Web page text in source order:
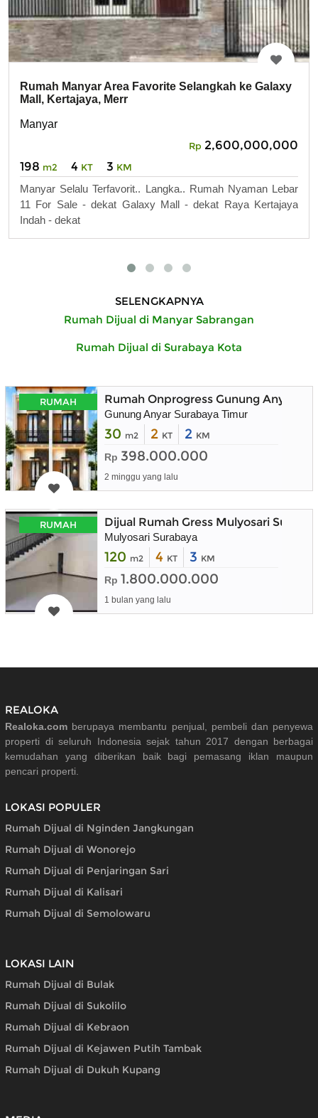
Rumah Manyar Area Favorite Selangkah ke Galaxy
Mall, Kertajaya, Merr
Manyar
Rp 2,600,000,000
198 m2 4 KT 3 KM
Manyar Selalu Terfavorit.. Langka.. Rumah Nyaman Lebar
11 For Sale - dekat Galaxy Mall - dekat Raya Kertajaya
Indah - dekat
SELENGKAPNYA
Rumah Dijual di Manyar Sabrangan
Rumah Dijual di Surabaya Kota
RUMAH Rumah Onprogress Gunung Anyar
Gunung Anyar Surabaya Timur
30 m2 2 KT 2 KM
Rp 398.000.000
2 minggu yang lalu
RUMAH Dijual Rumah Gress Mulyosari
Mulyosari Surabaya
120 m2 4 KT 3 KM
Rp 1.800.000.000
1 bulan yang lalu
REALOKA
Realoka.com berupaya membantu penjual, pembeli dan penyewa
properti di seluruh Indonesia sejak tahun 2017 dengan berbagai
kemudahan yang diberikan baik bagi pemasang iklan maupun
pencari properti.
LOKASI POPULER
Rumah Dijual di Nginden Jangkungan
Rumah Dijual di Wonorejo
Rumah Dijual di Penjaringan Sari
Rumah Dijual di Kalisari
Rumah Dijual di Semolowaru
LOKASI LAIN
Rumah Dijual di Bulak
Rumah Dijual di Sukolilo
Rumah Dijual di Kebraon
Rumah Dijual di Kejawen Putih Tambak
Rumah Dijual di Dukuh Kupang